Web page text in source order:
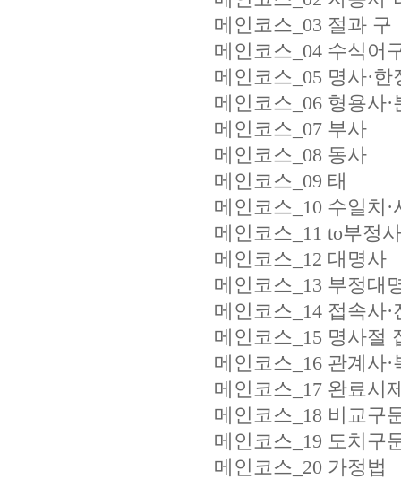
메인코스_03 절과 구
메인코스_04 수식어
메인코스_05 명사·한
메인코스_06 형용사·
메인코스_07 부사
메인코스_08 동사
메인코스_09 태
메인코스_10 수일치·
메인코스_11 to부정
메인코스_12 대명사
메인코스_13 부정대
메인코스_14 접속사·
메인코스_15 명사절
메인코스_16 관계사
메인코스_17 완료시
메인코스_18 비교구
메인코스_19 도치구
메인코스_20 가정법